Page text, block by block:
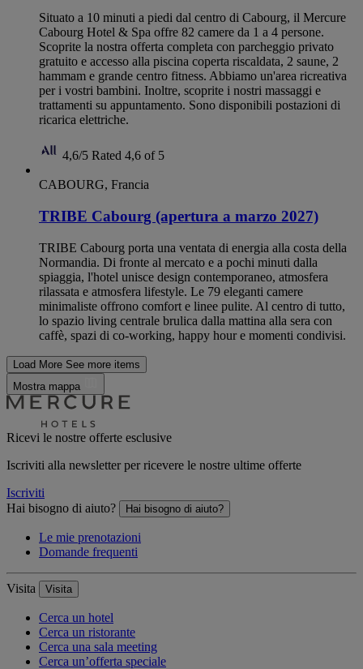
Situato a 10 minuti a piedi dal centro di Cabourg, il Mercure
Cabourg Hotel & Spa offre 82 camere da 1 a 4 persone.
Scoprite la nostra offerta completa con parcheggio privato
gratuito e accesso alla piscina coperta riscaldata, 2 saune, 2
hammam e grande centro fitness. Abbiamo un'area ricreativa
per i vostri bambini. Inoltre, scoprite i nostri massaggi e
trattamenti su appuntamento. Sono disponibili postazioni di
ricarica elettriche.
4,6/5 Rated 4,6 of 5
CABOURG, Francia
TRIBE Cabourg (apertura a marzo 2027)
TRIBE Cabourg porta una ventata di energia alla costa della
Normandia. Di fronte al mercato e a pochi minuti dalla
spiaggia, l'hotel unisce design contemporaneo, atmosfera
rilassata e atmosfera lifestyle. Le 79 eleganti camere
minimaliste offrono comfort e linee pulite. Al centro di tutto,
lo spazio living centrale brulica dalla mattina alla sera con
caffè, spazi di co-working, happy hour e momenti condivisi.
Load More See more items
Mostra mappa
Ricevi le nostre offerte esclusive
Iscriviti alla newsletter per ricevere le nostre ultime offerte
Iscriviti
Hai bisogno di aiuto?
Hai bisogno di aiuto?
Le mie prenotazioni
Domande frequenti
Visita Visita
Cerca un hotel
Cerca un ristorante
Cerca una sala meeting
Cerca un’offerta speciale